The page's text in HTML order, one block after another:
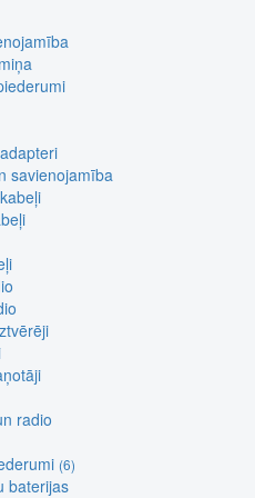
savienojamība
radio
(6)
baterijas